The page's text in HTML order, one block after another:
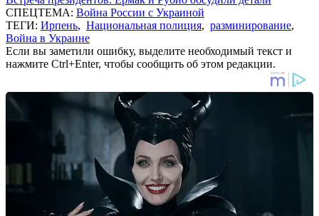
СПЕЦТЕМА: Война России с Украиной
ТЕГИ: Ирпень, Национальная полиция, разминирование,
Война в Украине
Если вы заметили ошибку, выделите необходимый текст и
нажмите Ctrl+Enter, чтобы сообщить об этом редакции.